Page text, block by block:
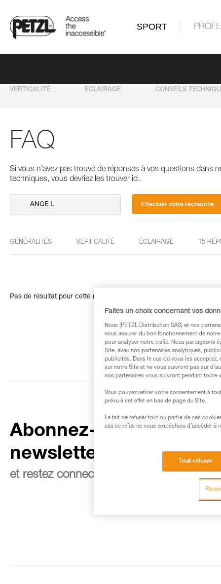
SPORT
VERTICALITÉ ECLAIRAGE CONSEILS
FAQ
Si vous n'avez pas trouvé de réponses à vos questions dans
techniques, vous devriez les trouver ici.
Effectuer votre recherche
GÉNÉRALITÉS VERTICALITÉ ÉCLAIRAGE 15
Pas de résultat pour cette recherche
Abonnez-vous à la
newsletter
et restez connecté à notre actualité
Faites un choix concernant vos
Nous (PETZL Distribution SAS) et nos
nous assurer du bon fonctionnement de
pour analyser notre trafic. Nous partageons
Site, avec nos partenaires analytiques,
publicités. Dans le cas où vous les
sur notre Site et ne vous suivront pas sur
nos partenaires vous suivront pendant toute
Vous pouvez retirer votre consentement à
prévu à cet effet en bas de page du Site.
Le fait de refuser tout ou partie de ces
cas ce refus ne vous empêchera d’accéder à
Tout refuser